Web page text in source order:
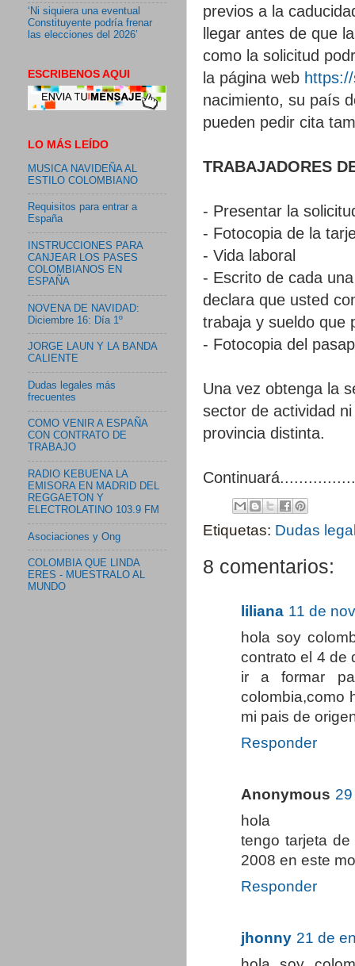
previos a la
llegar antes de que
como la solicitud
la página web
nacimiento, su país
pueden pedir cita
TRABAJADORES
- Presentar la
- Fotocopia de la
- Vida laboral
- Escrito de cada
declara que usted
trabaja y sueldo que
- Fotocopia del
Una vez obtenga la
sector de actividad
provincia distinta.
Etiquetas: Dudas
8 comentarios:
liliana 11 de
hola soy
contrato el 4 de
ir a formar
colombia,como
mi pais de
Responder
Anonymous
hola
tengo tarjeta
2008 en este
Responder
jhonny 21 de
‘Ni siquiera una eventual
Constituyente podría frenar
las elecciones del 2026’
ESCRIBENOS AQUI
LO MÁS LEÍDO
MUSICA NAVIDEÑA AL
ESTILO COLOMBIANO
Requisitos para entrar a
España
INSTRUCCIONES PARA
CANJEAR LOS PASES
COLOMBIANOS EN
ESPAÑA
NOVENA DE NAVIDAD:
Diciembre 16: Día 1º
JORGE LAUN Y LA BANDA
CALIENTE
Dudas legales más
frecuentes
COMO VENIR A ESPAÑA
CON CONTRATO DE
TRABAJO
RADIO KEBUENA LA
EMISORA EN MADRID DEL
REGGAETON Y
ELECTROLATINO 103.9 FM
Asociaciones y Ong
COLOMBIA QUE LINDA
ERES - MUESTRALO AL
MUNDO